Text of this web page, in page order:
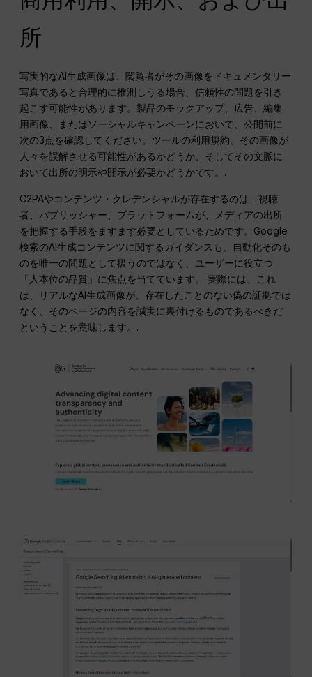
所
写実的なAI生成画像は、閲覧者がその画像をドキュメンタリー
写真であると合理的に推測しうる場合、信頼性の問題を引き
起こす可能性があります。製品のモックアップ、広告、編集
用画像、またはソーシャルキャンペーンにおいて、公開前に
次の3点を確認してください。ツールの利用規約、その画像が
人々を誤解させる可能性があるかどうか、そしてその文脈に
おいて出所の明示や開示が必要かどうかです。.
C2PAやコンテンツ・クレデンシャルが存在するのは、視聴
者、パブリッシャー、プラットフォームが、メディアの出所
を把握する手段をますます必要としているためです。Google
検索のAI生成コンテンツに関するガイダンスも、自動化そのも
のを唯一の問題として扱うのではなく、ユーザーに役立つ
「人本位の品質」に焦点を当てています。 実際には、これ
は、リアルなAI生成画像が、存在したことのない偽の証拠では
なく、そのページの内容を誠実に裏付けるものであるべきだ
ということを意味します。.